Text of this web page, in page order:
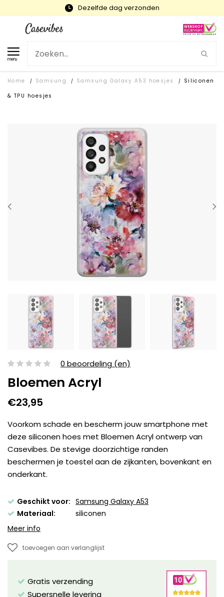
Snelle levering en gratis ruilen
menu
Home / Samsung / Samsung Galaxy A53 hoesjes /
Siliconen
& TPU hoesjes
0 beoordeling (en)
Bloemen Acryl
€23,95
Voorkom schade en bescherm jouw smartphone met
deze siliconen hoes met Bloemen Acryl ontwerp van
Casevibes. De stevige doorzichtige randen
beschermen je toestel aan de zijkanten, bovenkant en
onderkant.
Geschikt voor: Samsung Galaxy A53
Materiaal:
siliconen
Meer info
toevoegen aan verlanglijst
Gratis verzending
Supersnelle levering